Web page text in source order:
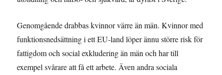
Genomgående drabbas kvinnor värre än män. Kvinnor med
funktionsnedsättning i ett EU-land löper ännu större risk för
fattigdom och social exkludering än män och har till
exempel svårare att få ett arbete. Även andra sociala